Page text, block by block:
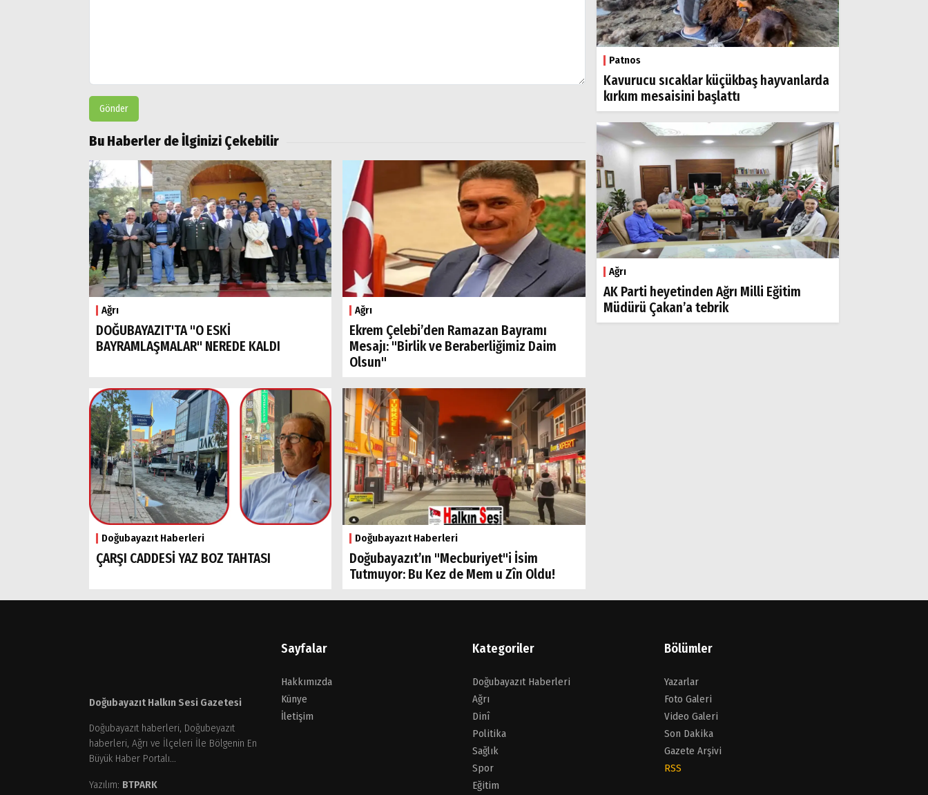
Gönder
Bu Haberler de İlginizi Çekebilir
Ağrı
DOĞUBAYAZIT'TA "O ESKİ
BAYRAMLAŞMALAR" NEREDE KALDI
Ağrı
Ekrem Çelebi’den Ramazan Bayramı
Mesajı: "Birlik ve Beraberliğimiz Daim
Olsun"
Doğubayazıt Haberleri
ÇARŞI CADDESİ YAZ BOZ TAHTASI
Doğubayazıt Haberleri
Doğubayazıt’ın "Mecburiyet"i İsim
Tutmuyor: Bu Kez de Mem u Zîn Oldu!
Patnos
Kavurucu sıcaklar küçükbaş hayvanlarda
kırkım mesaisini başlattı
Ağrı
AK Parti heyetinden Ağrı Milli Eğitim
Müdürü Çakan’a tebrik
Doğubayazıt Halkın Sesi Gazetesi
Doğubayazıt haberleri, Doğubeyazıt
haberleri, Ağrı ve İlçeleri İle Bölgenin En
Büyük Haber Portalı...
Yazılım: BTPARK
Sayfalar
Hakkımızda
Künye
İletişim
Kategoriler
Doğubayazıt Haberleri
Ağrı
Dinî
Politika
Sağlık
Spor
Eğitim
Bölümler
Yazarlar
Foto Galeri
Video Galeri
Son Dakika
Gazete Arşivi
RSS